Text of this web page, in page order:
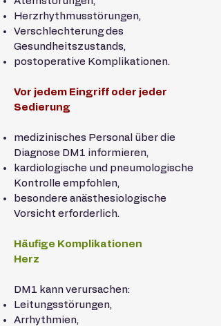
Herzrhythmusstörungen,
Verschlechterung des
Gesundheitszustands,
postoperative Komplikationen.
Vor jedem Eingriff oder jeder
Sedierung
medizinisches Personal über die
Diagnose DM1 informieren,
kardiologische und pneumologische
Kontrolle empfohlen,
besondere anästhesiologische
Vorsicht erforderlich.
Häufige Komplikationen
Herz
DM1 kann verursachen:
Leitungsstörungen,
Arrhythmien,